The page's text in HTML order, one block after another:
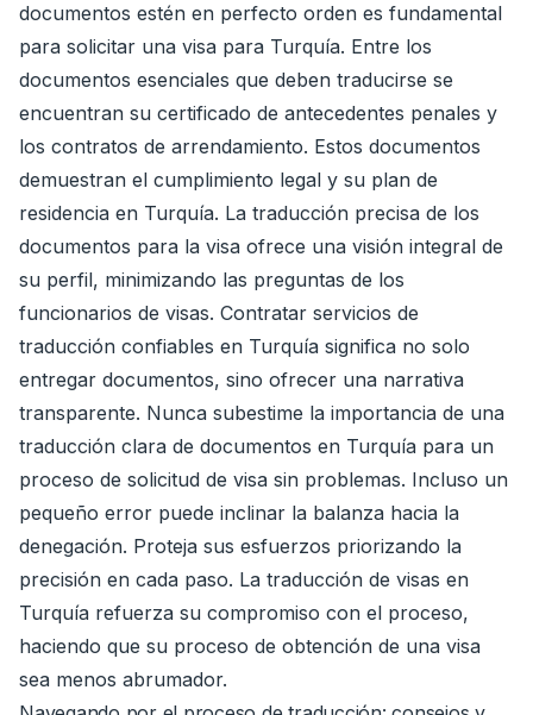
documentos estén en perfecto orden es fundamental
para solicitar una visa para Turquía. Entre los
documentos esenciales que deben traducirse se
encuentran su certificado de antecedentes penales y
los contratos de arrendamiento. Estos documentos
demuestran el cumplimiento legal y su plan de
residencia en Turquía. La traducción precisa de los
documentos para la visa ofrece una visión integral de
su perfil, minimizando las preguntas de los
funcionarios de visas. Contratar servicios de
traducción confiables en Turquía significa no solo
entregar documentos, sino ofrecer una narrativa
transparente. Nunca subestime la importancia de una
traducción clara de documentos en Turquía para un
proceso de solicitud de visa sin problemas. Incluso un
pequeño error puede inclinar la balanza hacia la
denegación. Proteja sus esfuerzos priorizando la
precisión en cada paso. La traducción de visas en
Turquía refuerza su compromiso con el proceso,
haciendo que su proceso de obtención de una visa
sea menos abrumador.